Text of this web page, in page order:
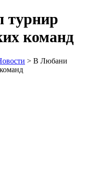
турнир
команд
> В Любани